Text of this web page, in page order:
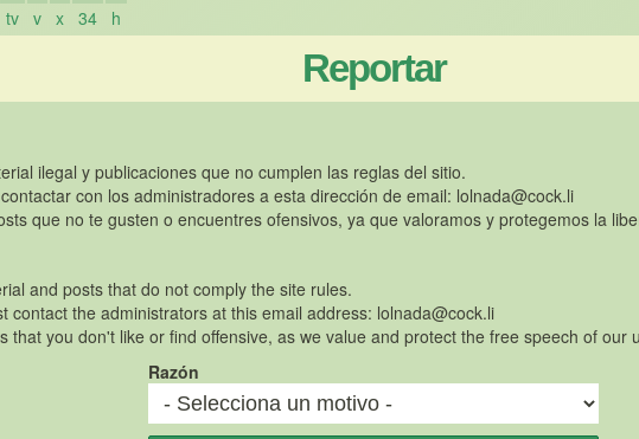
tv v x 34 h
Reportar
ilegal y publicaciones que no cumplen las reglas del sitio.
con los administradores a esta dirección de email: lolnada@cock.li
que no te gusten o encuentres ofensivos, ya que valoramos y protegemos la
and posts that do not comply the site rules.
contact the administrators at this email address: lolnada@cock.li
that you don't like or find offensive, as we value and protect the free speech of our
Razón